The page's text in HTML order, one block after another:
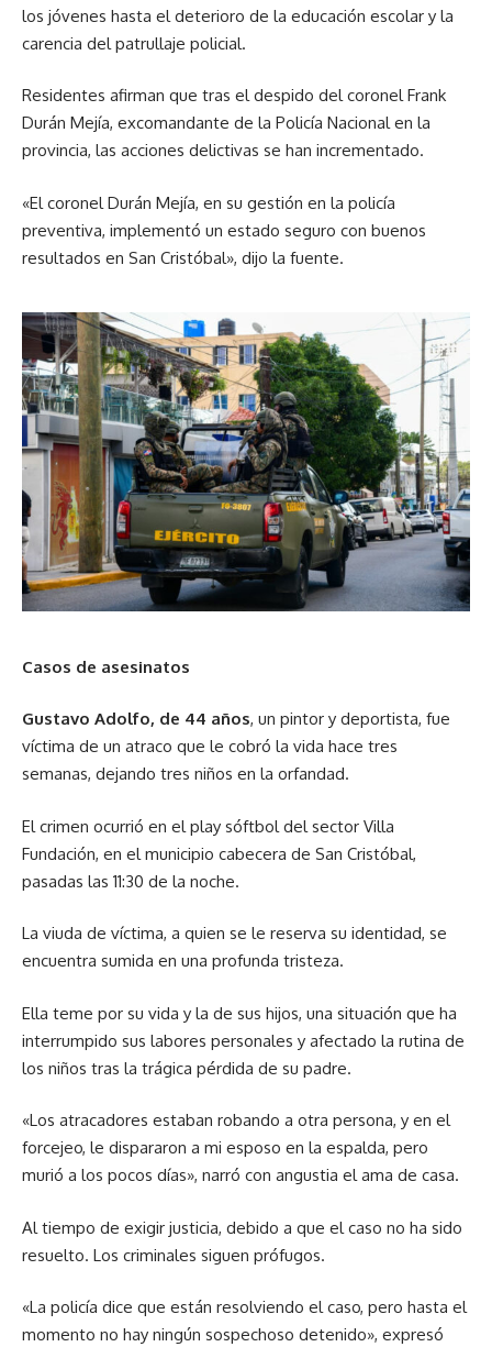
los jóvenes hasta el deterioro de la educación escolar y la
carencia del patrullaje policial.
Residentes afirman que tras el despido del coronel Frank
Durán Mejía, excomandante de la Policía Nacional en la
provincia, las acciones delictivas se han incrementado.
«El coronel Durán Mejía, en su gestión en la policía
preventiva, implementó un estado seguro con buenos
resultados en San Cristóbal», dijo la fuente.
Casos de asesinatos
Gustavo Adolfo, de 44 años, un pintor y deportista, fue
víctima de un atraco que le cobró la vida hace tres
semanas, dejando tres niños en la orfandad.
El crimen ocurrió en el play sóftbol del sector Villa
Fundación, en el municipio cabecera de San Cristóbal,
pasadas las 11:30 de la noche.
La viuda de víctima, a quien se le reserva su identidad, se
encuentra sumida en una profunda tristeza.
Ella teme por su vida y la de sus hijos, una situación que ha
interrumpido sus labores personales y afectado la rutina de
los niños tras la trágica pérdida de su padre.
«Los atracadores estaban robando a otra persona, y en el
forcejeo, le dispararon a mi esposo en la espalda, pero
murió a los pocos días», narró con angustia el ama de casa.
Al tiempo de exigir justicia, debido a que el caso no ha sido
resuelto. Los criminales siguen prófugos.
«La policía dice que están resolviendo el caso, pero hasta el
momento no hay ningún sospechoso detenido», expresó